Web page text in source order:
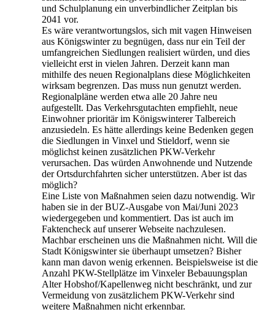
und Schulplanung ein unverbindlicher Zeitplan bis
2041 vor.
Es wäre verantwortungslos, sich mit vagen Hinweisen
aus Königswinter zu begnügen, dass nur ein Teil der
umfangreichen Siedlungen realisiert würden, und dies
vielleicht erst in vielen Jahren. Derzeit kann man
mithilfe des neuen Regionalplans diese Möglichkeiten
wirksam begrenzen. Das muss nun genutzt werden.
Regionalpläne werden etwa alle 20 Jahre neu
aufgestellt. Das Verkehrsgutachten empfiehlt, neue
Einwohner prioritär im Königswinterer Talbereich
anzusiedeln. Es hätte allerdings keine Bedenken gegen
die Siedlungen in Vinxel und Stieldorf, wenn sie
möglichst keinen zusätzlichen PKW-Verkehr
verursachen. Das würden Anwohnende und Nutzende
der Ortsdurchfahrten sicher unterstützen. Aber ist das
möglich?
Eine Liste von Maßnahmen seien dazu notwendig. Wir
haben sie in der BUZ-Ausgabe von Mai/Juni 2023
wiedergegeben und kommentiert. Das ist auch im
Faktencheck auf unserer Webseite nachzulesen.
Machbar erscheinen uns die Maßnahmen nicht. Will die
Stadt Königswinter sie überhaupt umsetzen? Bisher
kann man davon wenig erkennen. Beispielsweise ist die
Anzahl PKW-Stellplätze im Vinxeler Bebauungsplan
Alter Hobshof/Kapellenweg nicht beschränkt, und zur
Vermeidung von zusätzlichem PKW-Verkehr sind
weitere Maßnahmen nicht erkennbar.